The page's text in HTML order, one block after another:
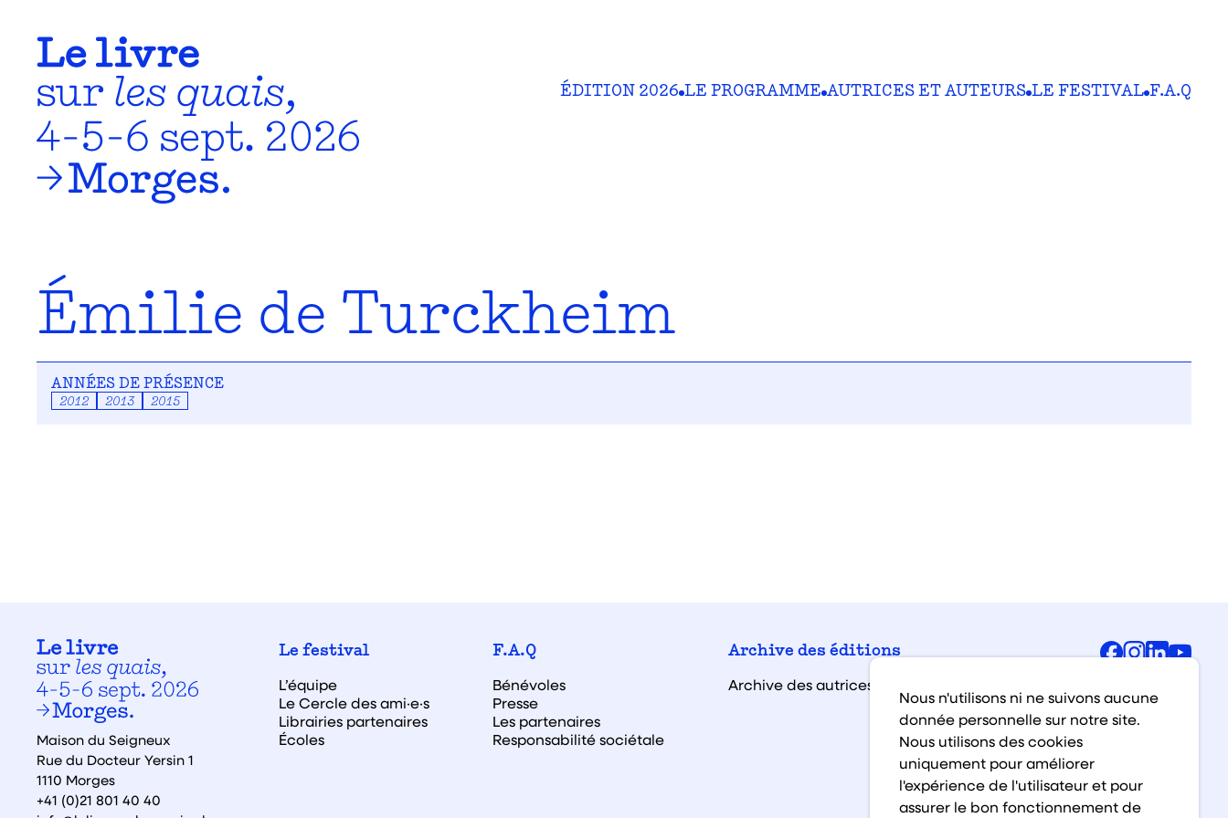
ÉDITION 2026 LE PROGRAMME AUTRICES ET AUTEURS LE FESTIVAL F.A.Q
Émilie de Turckheim
ANNÉES DE PRÉSENCE
2012 2013 2015
Maison du Seigneux
Rue du Docteur Yersin 1
1110 Morges
+41 (0)21 801 40 40
Le festival
L’équipe
Le Cercle des ami·e·s
Librairies partenaires
Écoles
F.A.Q
Bénévoles
Presse
Les partenaires
Responsabilité sociétale
Archive des éditions
Archive des autrices et auteurs
Facebook
Nous n'utilisons ni ne suivons aucune
donnée personnelle sur notre site.
Nous utilisons des cookies
uniquement pour améliorer
l'expérience de l'utilisateur et pour
assurer le bon fonctionnement de